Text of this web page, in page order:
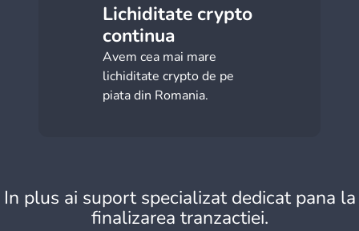
Lichiditate crypto
continua
Avem cea mai mare
lichiditate crypto de pe
piata din Romania.
In plus ai suport specializat dedicat pana la
finalizarea tranzactiei.